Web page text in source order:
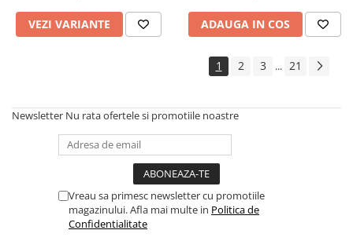
VEZI VARIANTE ADAUGA IN COS
1 2 3 ... 21
Newsletter Nu rata ofertele si promotiile noastre
Vreau sa primesc newsletter cu promotiile
magazinului. Afla mai multe in Politica de
Confidentialitate